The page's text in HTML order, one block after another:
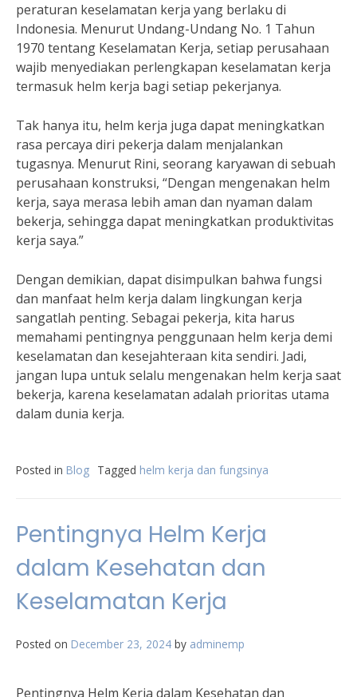
peraturan keselamatan kerja yang berlaku di
Indonesia. Menurut Undang-Undang No. 1 Tahun
1970 tentang Keselamatan Kerja, setiap perusahaan
wajib menyediakan perlengkapan keselamatan kerja
termasuk helm kerja bagi setiap pekerjanya.
Tak hanya itu, helm kerja juga dapat meningkatkan
rasa percaya diri pekerja dalam menjalankan
tugasnya. Menurut Rini, seorang karyawan di sebuah
perusahaan konstruksi, “Dengan mengenakan helm
kerja, saya merasa lebih aman dan nyaman dalam
bekerja, sehingga dapat meningkatkan produktivitas
kerja saya.”
Dengan demikian, dapat disimpulkan bahwa fungsi
dan manfaat helm kerja dalam lingkungan kerja
sangatlah penting. Sebagai pekerja, kita harus
memahami pentingnya penggunaan helm kerja demi
keselamatan dan kesejahteraan kita sendiri. Jadi,
jangan lupa untuk selalu mengenakan helm kerja saat
bekerja, karena keselamatan adalah prioritas utama
dalam dunia kerja.
Posted in Blog Tagged helm kerja dan fungsinya
Pentingnya Helm Kerja
dalam Kesehatan dan
Keselamatan Kerja
Posted on December 23, 2024 by adminemp
Pentingnya Helm Kerja dalam Kesehatan dan